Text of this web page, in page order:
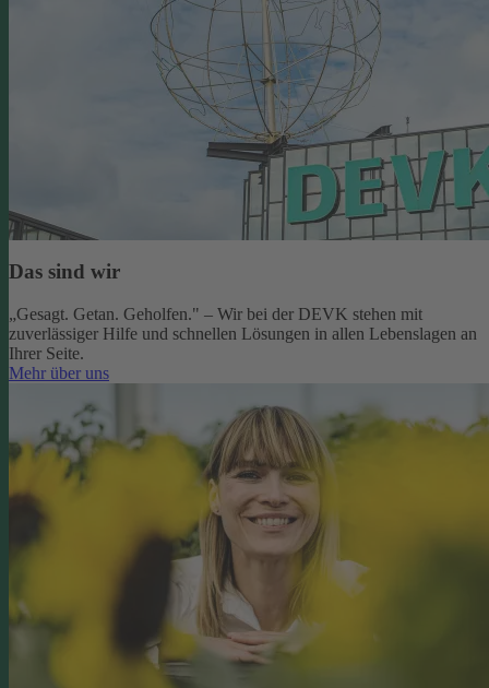
Das sind wir
„Gesagt. Getan. Geholfen." – Wir bei der DEVK stehen mit
zuverlässiger Hilfe und schnellen Lösungen in allen Lebenslagen an
Ihrer Seite.
Mehr über uns